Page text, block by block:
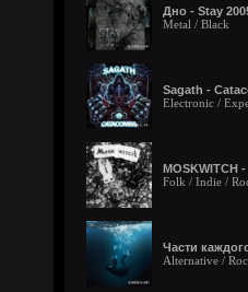
Дно - Stay
Metal / Black
Sagath -
Electronic /
MOSKWITCH
Folk / Indie /
Части
Alternative /